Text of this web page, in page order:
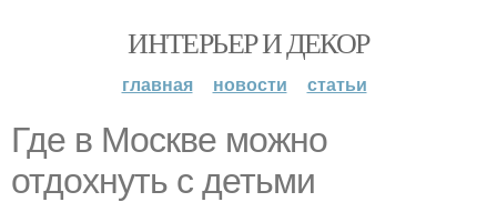
ИНТЕРЬЕР И ДЕКОР
главная новости статьи
Где в Москве можно
отдохнуть с детьми